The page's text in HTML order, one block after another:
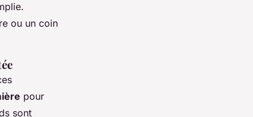
ou un coin
pour
sont